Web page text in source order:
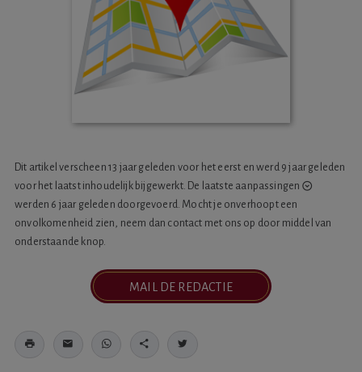
Dit artikel verscheen 13 jaar geleden voor het eerst en werd 9 jaar geleden
voor het laatst inhoudelijk bijgewerkt. De laatste aanpassingen
werden 6 jaar geleden doorgevoerd. Mocht je onverhoopt een
onvolkomenheid zien, neem dan contact met ons op door middel van
onderstaande knop.
MAIL DE REDACTIE